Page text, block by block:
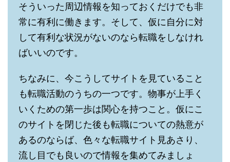
そういった周辺情報を知っておくだけでも非
常に有利に働きます。そして、仮に自分に対
して有利な状況がないのなら転職をしなけれ
ばいいのです。
ちなみに、今こうしてサイトを見ていること
も転職活動のうちの一つです。物事が上手く
いくための第一歩は関心を持つこと。仮にこ
のサイトを閉じた後も転職についての熱意が
あるのならば、色々な転職サイト見あさり、
流し目でも良いので情報を集めてみましょ